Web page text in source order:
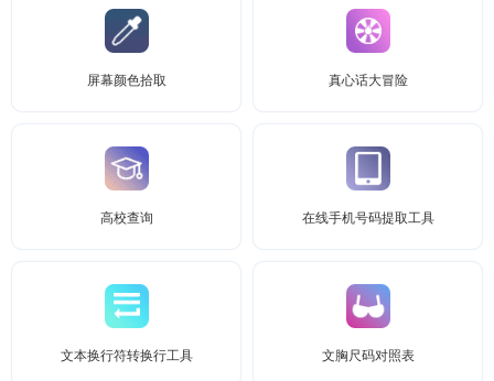
屏幕颜色拾取 真心话大冒险
高校查询 在线手机号码提取工具
文本换行符转换行工具 文胸尺码对照表